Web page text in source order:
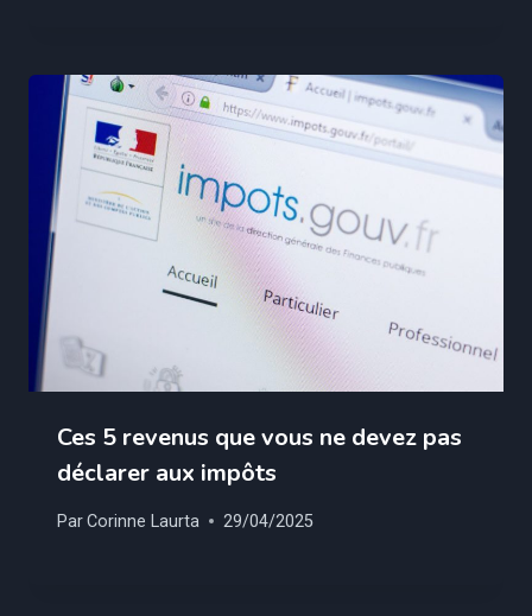
Ces 5 revenus que vous ne devez pas
déclarer aux impôts
ParCorinne Laurta 29/04/2025